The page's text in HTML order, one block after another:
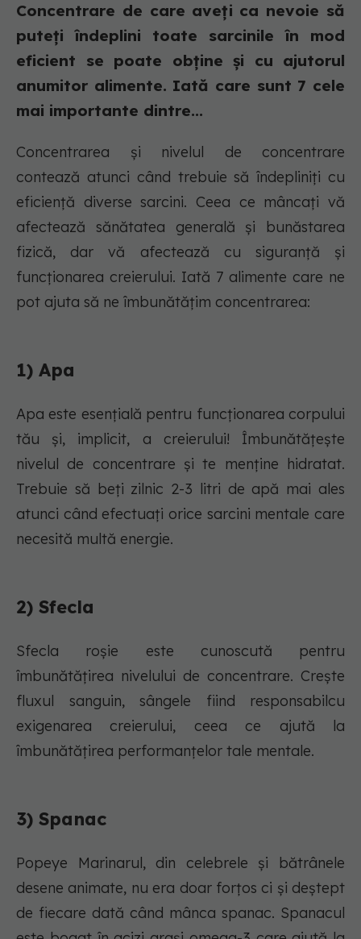
Concentrare de care aveți ca nevoie să
puteți îndeplini toate sarcinile în mod
eficient se poate obține și cu ajutorul
anumitor alimente. Iată care sunt 7 cele
mai importante dintre...
Concentrarea și nivelul de concentrare
contează atunci când trebuie să îndepliniți cu
eficiență diverse sarcini. Ceea ce mâncați vă
afectează sănătatea generală și bunăstarea
fizică, dar vă afectează cu siguranță și
funcționarea creierului. Iată 7 alimente care ne
pot ajuta să ne îmbunătățim concentrarea:
1) Apa
Apa este esențială pentru funcționarea corpului
tău și, implicit, a creierului! Îmbunătățește
nivelul de concentrare și te menține hidratat.
Trebuie să beți zilnic 2-3 litri de apă mai ales
atunci când efectuați orice sarcini mentale care
necesită multă energie.
2) Sfecla
Sfecla roșie este cunoscută pentru
îmbunătățirea nivelului de concentrare. Crește
fluxul sanguin, sângele fiind responsabilcu
exigenarea creierului, ceea ce ajută la
îmbunătățirea performanțelor tale mentale.
3) Spanac
Popeye Marinarul, din celebrele și bătrânele
desene animate, nu era doar forțos ci și deștept
de fiecare dată când mânca spanac. Spanacul